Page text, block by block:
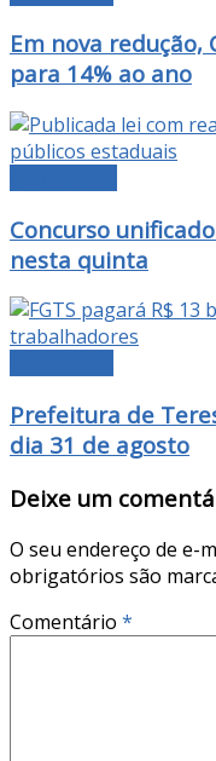
Em nova
para 14% ao ano
Concurso
nesta quinta
Prefeitura de
dia 31 de agosto
Deixe um
O seu endereço de e-
obrigatórios são
Comentário *